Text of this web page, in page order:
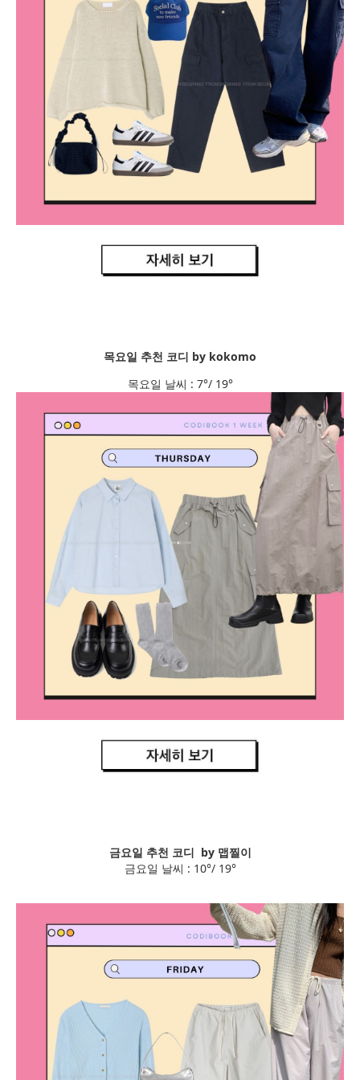
목요일 추천 코디 by kokomo
목요일 날씨 : 7°/ 19°
금요일 추천 코디 by 맵찔이
금요일 날씨 : 10°/ 19°